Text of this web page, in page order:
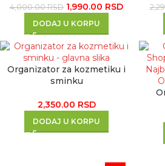
4,000.00RSD 1,990.00 RSD
DODAJ U KORPU
Organizator za kozmetiku i
sminku
2,350.00 RSD
DODAJ U KORPU